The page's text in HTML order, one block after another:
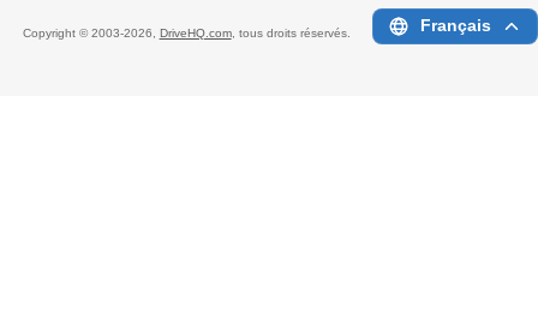
Copyright © 2003-2026, DriveHQ.com, tous droits réservés. Français